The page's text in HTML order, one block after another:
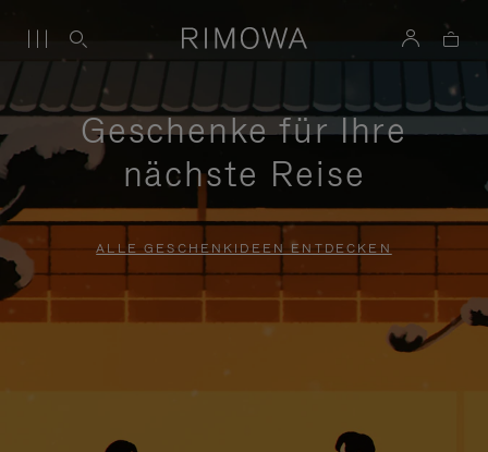
Geschenke für Ihre
nächste Reise
ALLE GESCHENKIDEEN ENTDECKEN